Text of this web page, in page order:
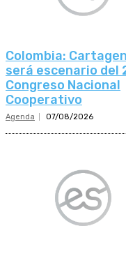
Colombia:
será escenario del
Congreso Nacional
Cooperativo
Agenda 07/08/2026